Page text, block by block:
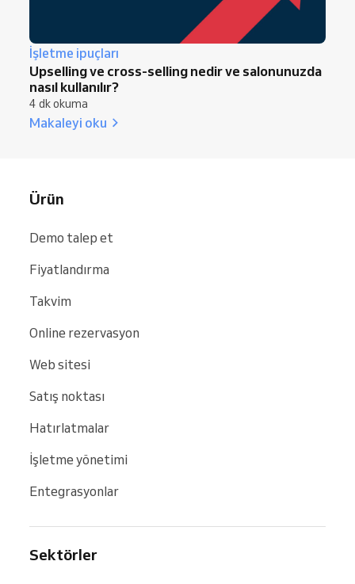
İşletme ipuçları
Upselling ve cross-selling nedir ve salonunuzda
nasıl kullanılır?
4 dk okuma
Makaleyi oku
Ürün
Demo talep et
Fiyatlandırma
Takvim
Online rezervasyon
Web sitesi
Satış noktası
Hatırlatmalar
İşletme yönetimi
Entegrasyonlar
Sektörler